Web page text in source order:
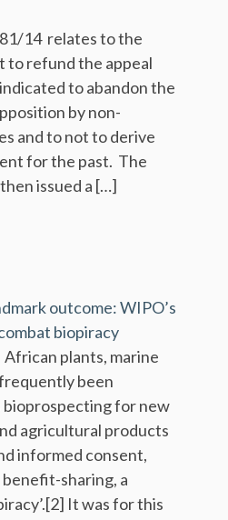
14 relates to the
to refund the appeal
to abandon the
by non-
and to not to derive
for the past. The
issued a […]
outcome: WIPO’s
biopiracy
plants, marine
been
for new
agricultural products
informed consent,
sharing, a
It was for this